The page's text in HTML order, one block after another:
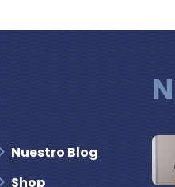
Nuestro Blog
Shop